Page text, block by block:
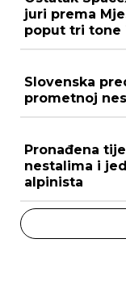
juri prema
poput tri tone
Slovenska
prometnoj
Pronađena
nestalima i
alpinista